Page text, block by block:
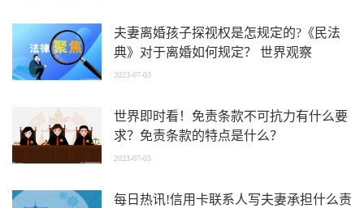
夫妻离婚孩子探视权是怎规定的?《民法
典》对于离婚如何规定？ 世界观察
2023-07-03
世界即时看！免责条款不可抗力有什么要
求？免责条款的特点是什么？
2023-07-03
每日热讯!信用卡联系人写夫妻承担什么责